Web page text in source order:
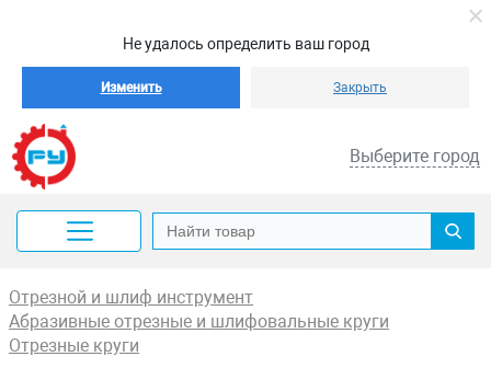
Не удалось определить ваш город
Изменить Закрыть
Выберите город
Отрезной и шлиф инструмент
Абразивные отрезные и шлифовальные круги
Отрезные круги